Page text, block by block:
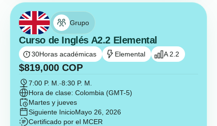
Grupo
Curso de Inglés A2.2 Elemental
30Horas académicas Elemental A 2.2
$819,000 COP
7:00 P. M. -8:30 P. M.
Hora de clase: Colombia (GMT-5)
Martes y jueves
Siguiente InicioMayo 26, 2026
Certificado por el MCER